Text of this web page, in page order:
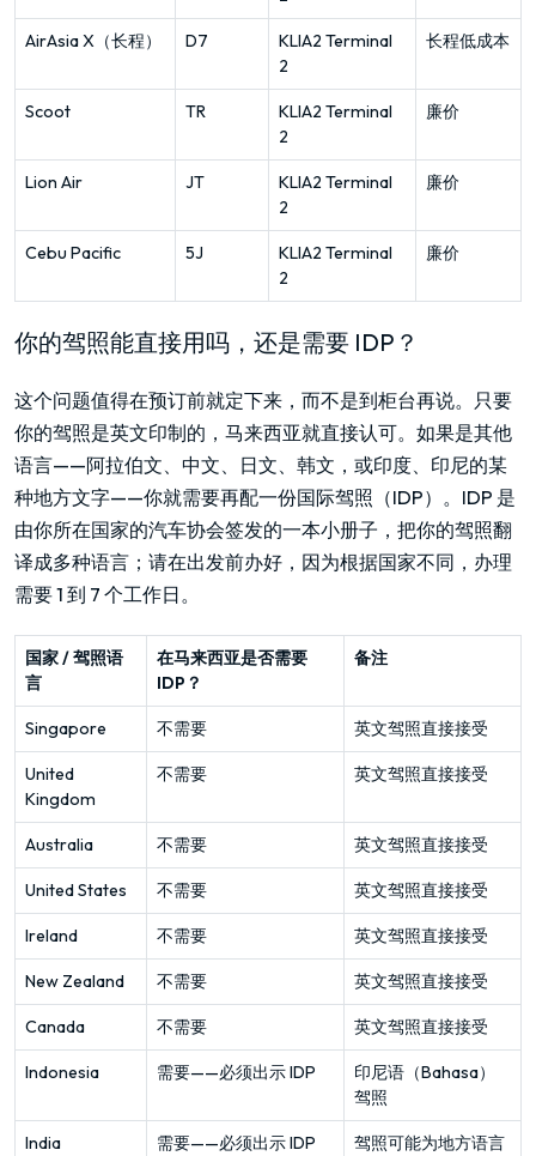
AirAsia X（长程） D7
KLIA2 Terminal
2
长程低成本
Scoot TR
KLIA2 Terminal
2
廉价
Lion Air JT
KLIA2 Terminal
2
廉价
Cebu Pacific 5J
KLIA2 Terminal
2
廉价
你的驾照能直接用吗，还是需要 IDP？
这个问题值得在预订前就定下来，而不是到柜台再说。只要
你的驾照是英文印制的，马来西亚就直接认可。如果是其他
语言——阿拉伯文、中文、日文、韩文，或印度、印尼的某
种地方文字——你就需要再配一份国际驾照（IDP）。IDP 是
由你所在国家的汽车协会签发的一本小册子，把你的驾照翻
译成多种语言；请在出发前办好，因为根据国家不同，办理
需要 1 到 7 个工作日。
国家 / 驾照语
言
在马来西亚是否需要
IDP？
备注
Singapore 不需要 英文驾照直接接受
United
Kingdom
不需要 英文驾照直接接受
Australia 不需要 英文驾照直接接受
United States 不需要 英文驾照直接接受
Ireland 不需要 英文驾照直接接受
New Zealand 不需要 英文驾照直接接受
Canada 不需要 英文驾照直接接受
Indonesia 需要——必须出示 IDP
印尼语（Bahasa）
驾照
India 需要——必须出示 IDP 驾照可能为地方语言